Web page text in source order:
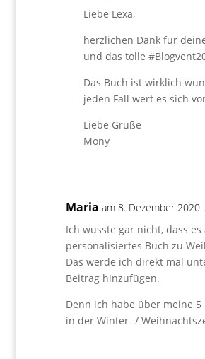
Liebe Lexa,
herzlichen Dank für
und das tolle
Das Buch ist wirklich
jeden Fall wert es sich
Liebe Grüße
Mony
Maria am 8. Dezember 2020
Ich wusste gar nicht, dass es
personalisiertes Buch zu
Das werde ich direkt mal
Beitrag hinzufügen.
Denn ich habe über meine
in der Winter- /